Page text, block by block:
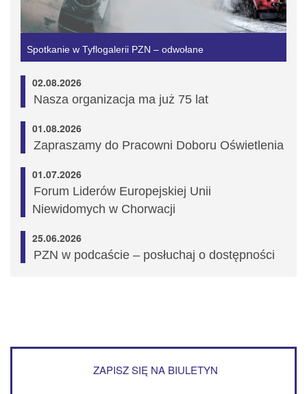
Spotkanie w Tyflogalerii PZN – odwołane
02.08.2026
Nasza organizacja ma już 75 lat
01.08.2026
Zapraszamy do Pracowni Doboru Oświetlenia
01.07.2026
Forum Liderów Europejskiej Unii
Niewidomych w Chorwacji
25.06.2026
PZN w podcaście – posłuchaj o dostępności
ZAPISZ SIĘ NA BIULETYN